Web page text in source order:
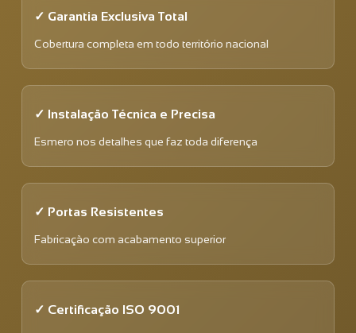
✓ Garantia Exclusiva Total
Cobertura completa em todo território nacional
✓ Instalação Técnica e Precisa
Esmero nos detalhes que faz toda diferença
✓ Portas Resistentes
Fabricação com acabamento superior
✓ Certificação ISO 9001